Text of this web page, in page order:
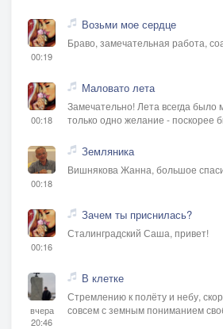
00:19
Возьми мое сердце
Браво, замечательная работа,
00:18
Маловато лета
Замечательно! Лета всегда было
только одно желание - поскорее
00:18
Земляника
Вишнякова Жанна, большое
00:16
Зачем ты приснилась?
Сталинградский Саша, привет!
вчера
20:46
В клетке
Стремлению к полёту и небу,
совсем с земным пониманием